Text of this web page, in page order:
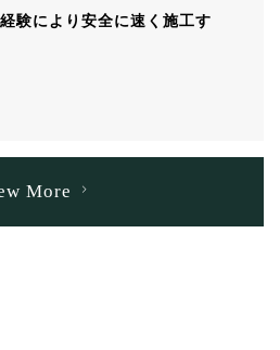
験により安全に速く施工す
More